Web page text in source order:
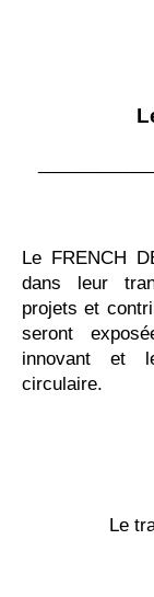
Le FRENCH
dans leur
projets et
seront
innovant et
circulaire.
Le